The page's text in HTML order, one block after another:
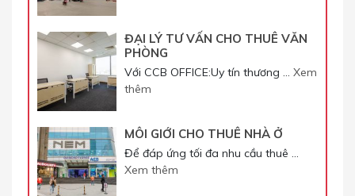
ĐẠI LÝ TƯ VẤN CHO THUÊ VĂN
PHÒNG
Với CCB OFFICE:Uy tín thương … Xem
thêm
MÔI GIỚI CHO THUÊ NHÀ Ở
Để đáp ứng tối đa nhu cầu thuê …
Xem thêm